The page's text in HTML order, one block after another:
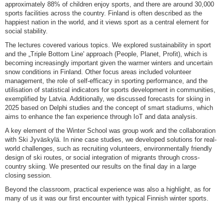
approximately 88% of children enjoy sports, and there are around 30,000
sports facilities across the country. Finland is often described as the
happiest nation in the world, and it views sport as a central element for
social stability.
The lectures covered various topics. We explored sustainability in sport
and the „Triple Bottom Line' approach (People, Planet, Profit), which is
becoming increasingly important given the warmer winters and uncertain
snow conditions in Finland. Other focus areas included volunteer
management, the role of self-efficacy in sporting performance, and the
utilisation of statistical indicators for sports development in communities,
exemplified by Latvia. Additionally, we discussed forecasts for skiing in
2025 based on Delphi studies and the concept of smart stadiums, which
aims to enhance the fan experience through IoT and data analysis.
A key element of the Winter School was group work and the collaboration
with Ski Jyväskylä. In nine case studies, we developed solutions for real-
world challenges, such as recruiting volunteers, environmentally friendly
design of ski routes, or social integration of migrants through cross-
country skiing. We presented our results on the final day in a large
closing session.
Beyond the classroom, practical experience was also a highlight, as for
many of us it was our first encounter with typical Finnish winter sports.